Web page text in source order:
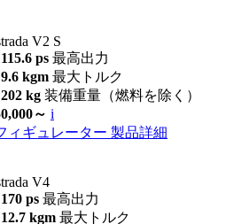
V2 S
115.6 ps 最高出力
9.6 kgm 最大トルク
202 kg 装備重量（燃料を除く）
～ i
ィギュレーター 製品詳細
V4
170 ps 最高出力
12.7 kgm 最大トルク